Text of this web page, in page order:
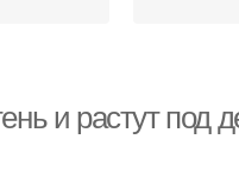
и растут